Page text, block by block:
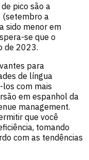
pico são a
(setembro a
sido menor em
se que o
de 2023.
para
de língua
com mais
em espanhol da
management.
que você
tomando
com as tendências